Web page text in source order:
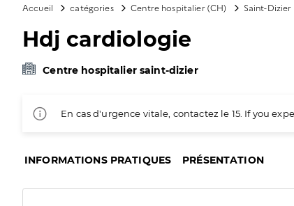
Accueil catégories Centre hospitalier (CH) Saint-Dizier
Hdj cardiologie
Centre hospitalier saint-dizier
En cas d'urgence vitale, contactez le 15. If you
INFORMATIONS PRATIQUES PRÉSENTATION